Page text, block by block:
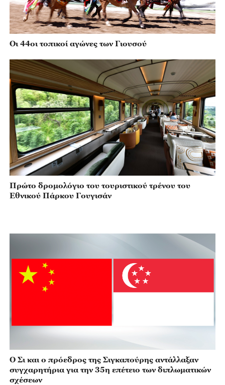
Οι 44οι τοπικοί αγώνες των Γιουσού
Πρώτο δρομολόγιο του τουριστικού τρένου του
Εθνικού Πάρκου Γουγισάν
Ο Σι και ο πρόεδρος της Σιγκαπούρης αντάλλαξαν
συγχαρητήρια για την 35η επέτειο των διπλωματικών
σχέσεων